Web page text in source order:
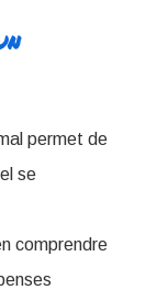
permet de
se
comprendre